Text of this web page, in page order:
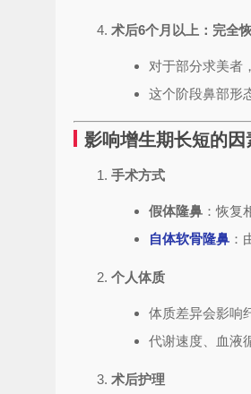
术后6个月以上：完全
对于部分求美者
这个阶段鼻部形
影响增生期长短的因
手术方式
假体隆鼻 ：恢复
自体软骨隆鼻 ：
个人体质
体质差异会影响
代谢速度、血液
术后护理